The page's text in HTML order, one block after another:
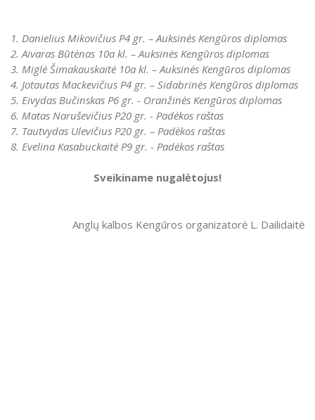
1. Danielius Mikovičius P4 gr. – Auksinės Kengūros diplomas
2. Aivaras Būtėnas 10a kl. – Auksinės Kengūros diplomas
3. Miglė Šimakauskaitė 10a kl. – Auksinės Kengūros diplomas
4. Jotautas Mackevičius P4 gr. – Sidabrinės Kengūros diplomas
5. Eivydas Bučinskas P6 gr. - Oranžinės Kengūros diplomas
6. Matas Naruševičius P20 gr. - Padėkos raštas
7. Tautvydas Ulevičius P20 gr. – Padėkos raštas
8. Evelina Kasabuckaitė P9 gr. - Padėkos raštas
Sveikiname nugalėtojus!
Anglų kalbos Kengūros organizatorė L. Dailidaitė